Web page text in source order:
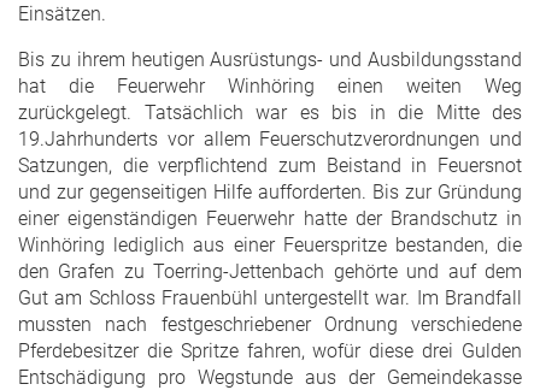
Einsätzen.
Bis zu ihrem heutigen Ausrüstungs- und Ausbildungsstand
hat die Feuerwehr Winhöring einen weiten Weg
zurückgelegt. Tatsächlich war es bis in die Mitte des
19.Jahrhunderts vor allem Feuerschutzverordnungen und
Satzungen, die verpflichtend zum Beistand in Feuersnot
und zur gegenseitigen Hilfe aufforderten. Bis zur Gründung
einer eigenständigen Feuerwehr hatte der Brandschutz in
Winhöring lediglich aus einer Feuerspritze bestanden, die
den Grafen zu Toerring-Jettenbach gehörte und auf dem
Gut am Schloss Frauenbühl untergestellt war. Im Brandfall
mussten nach festgeschriebener Ordnung verschiedene
Pferdebesitzer die Spritze fahren, wofür diese drei Gulden
Entschädigung pro Wegstunde aus der Gemeindekasse